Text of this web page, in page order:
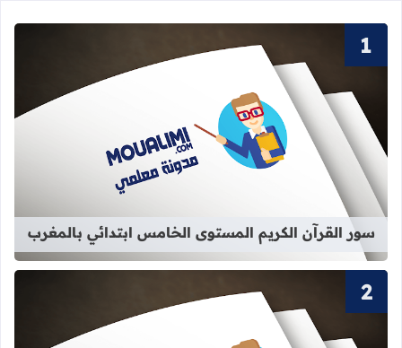
قراءة المزيد عن سور القرآن
سور القرآن الكريم المستوى الخامس ابتدائي بالمغرب